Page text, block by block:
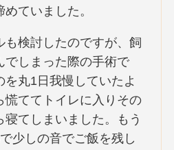
ていました。
も検討したのですが、飼
でしまった際の手術で
丸1日我慢していたよ
慌ててトイレに入りその
寝てしまいました。もう
少しの音でご飯を残し